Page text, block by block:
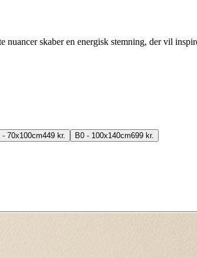
skaber en energisk stemning, der vil
- 70x100cm449 kr. B0 - 100x140cm699 kr.